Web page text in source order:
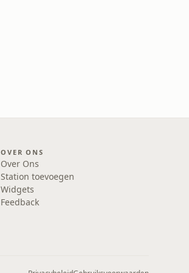
OVER ONS
Over Ons
Station toevoegen
Widgets
Feedback